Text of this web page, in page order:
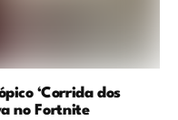
‘Corrida dos
no Fortnite